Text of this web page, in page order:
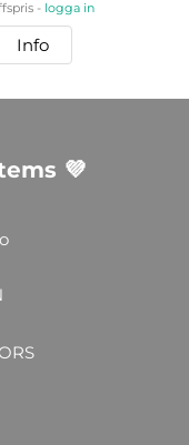
- logga in
Info
💜